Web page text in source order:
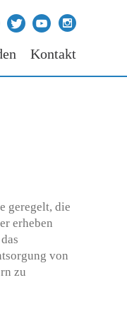
Kontakt
geregelt, die
erheben
von
zu